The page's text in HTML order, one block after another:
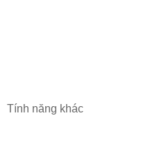
Tính năng khác